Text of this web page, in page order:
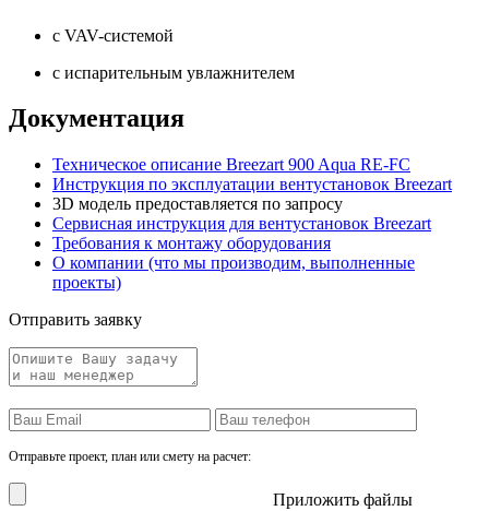
с VAV-системой
с испарительным увлажнителем
Документация
Техническое описание Breezart 900 Aqua RE-FC
Инструкция по эксплуатации вентустановок Breezart
3D модель предоставляется по запросу
Сервисная инструкция для вентустановок Breezart
Требования к монтажу оборудования
О компании (что мы производим, выполненные
проекты)
Отправить заявку
Отправьте проект, план или смету на расчет:
Приложить файлы